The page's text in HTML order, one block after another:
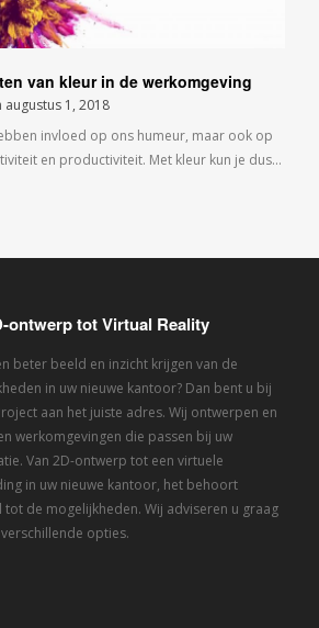
van kleur in de werkomgeving
augustus 1, 2018
invloed op ons humeur, maar ook op
en productiviteit. Met kleur kun je dus…
ontwerp tot Virtual Reality
beter beeld en inzicht krijgen van de
in uw nieuwe kantoor? Dan bent u bij
aan het juiste adres. Wij ontwerpen en
werkomgevingen die passen bij uw
Van 2D-ontwerp tot een virtuele
in uw nieuwe kantoor, het behoort
tot de mogelijkheden. Wij adviseren u graag
opties.